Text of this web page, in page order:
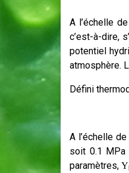
A l’échelle
c’est-à-dire,
potentiel
atmosphère.
Défini
A l’échelle
soit 0.1 MPa
paramètres, Y